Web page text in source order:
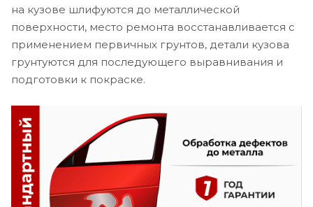
на кузове шлифуются до металлической
поверхности, место ремонта восстанавливается с
применением первичных грунтов, детали кузова
грунтуются для последующего выравнивания и
подготовки к покраске.